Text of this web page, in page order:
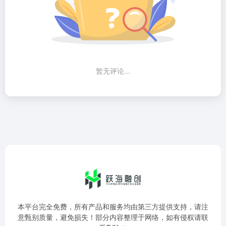
暂无评论...
本平台完全免费，所有产品和服务均由第三方提供支持，请注
意甄别质量，避免损失！部分内容整理于网络，如有侵权请联